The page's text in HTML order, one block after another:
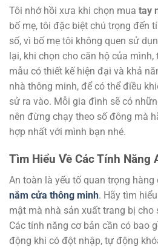
Tôi nhớ hồi xưa khi chọn mua tay
bố mẹ, tôi đặc biệt chú trọng đến
số, vì bố mẹ tôi không quen sử
lại, khi chọn cho căn hộ của
mẫu có thiết kế hiện đại và khả
nhà thông minh, để có thể điều
sử ra vào. Mỗi gia đình sẽ có
nên đừng chạy theo số đông mà
hợp nhất với mình bạn nhé.
Tìm Hiểu Về Các Tính Năng
An toàn là yếu tố quan trọng
nắm cửa thông minh. Hãy tìm
mật mà nhà sản xuất trang bị cho
Các tính năng cơ bản cần có bao
động khi có đột nhập, tự động